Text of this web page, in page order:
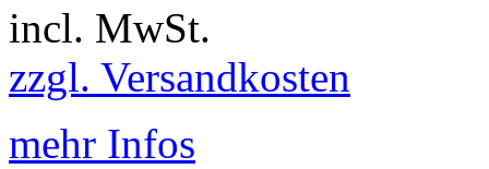
incl. MwSt.
zzgl. Versandkosten
mehr Infos